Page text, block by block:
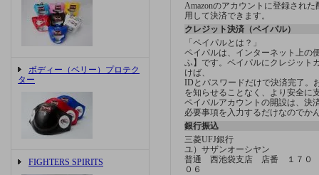
ボディー（ベリー）プロテク
ター
FIGHTERS SPIRITS
Amazonのアカウントに登録され
用して決済できます。
クレジット決済（ペイパル）
「ペイパルとは？」
ペイパルは、インターネット上の
ふ】です。ペイパルにクレジット
けば、
IDとパスワードだけで決済完了。
を知らせることなく、より安全に
ペイパルアカウントの開設は、決
必要事項を入力するだけなのでか
銀行振込
三菱UFJ銀行
ユ）サザンオーシヤン
普通 西池袋支店 店番 １７０
０６